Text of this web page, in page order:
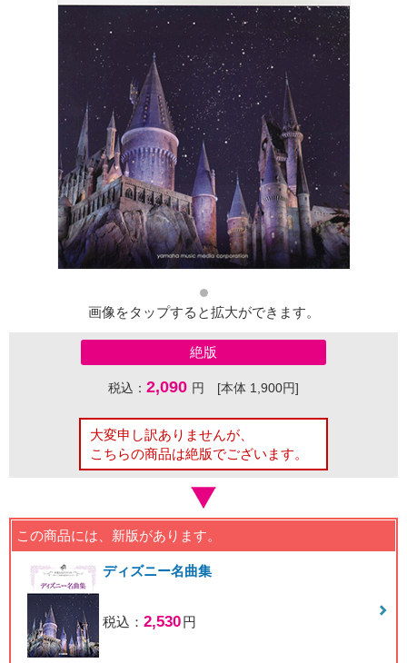
画像をタップすると拡大ができます。
絶版
税込： 2,090 円 [本体 1,900円]
大変申し訳ありませんが、
こちらの商品は絶版でございます。
この商品には、新版があります。
ディズニー名曲集
税込： 2,530円